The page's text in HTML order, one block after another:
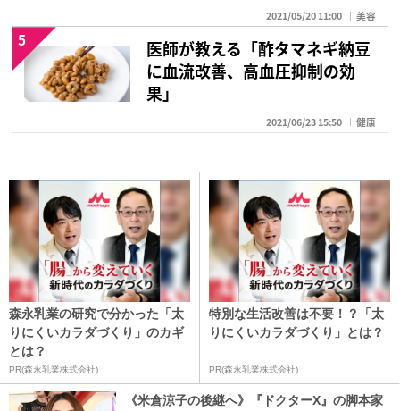
2021/05/20 11:00 美容
医師が教える「酢タマネギ納豆
に血流改善、高血圧抑制の効
果」
2021/06/23 15:50 健康
5
森永乳業の研究で分かった「太
りにくいカラダづくり」のカギ
とは？
PR(森永乳業株式会社)
特別な生活改善は不要！？「太
りにくいカラダづくり」とは？
PR(森永乳業株式会社)
《米倉涼子の後継へ》『ドクターX』の脚本家